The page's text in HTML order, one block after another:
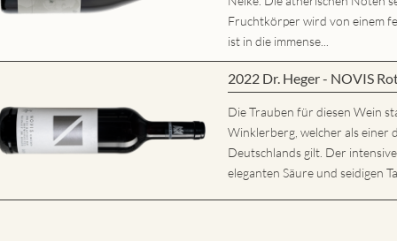
Fruchtkörper wird von einem
ist in die immense...
2022 Dr. Heger - NOVIS
Die Trauben für diesen Wein
Winklerberg, welcher als einer
Deutschlands gilt. Der
eleganten Säure und seidigen